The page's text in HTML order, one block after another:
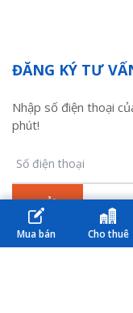
Mua bán Cho thuê
ĐĂNG KÝ TƯ
Nhập số điện thoại
phút!